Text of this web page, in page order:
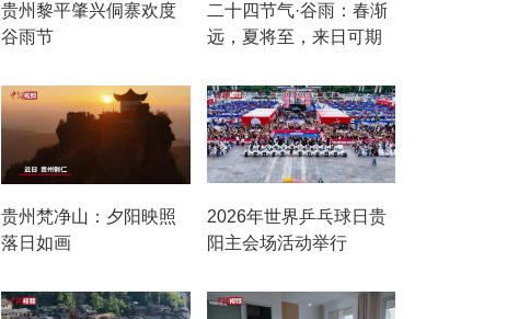
贵州黎平肇兴侗寨欢度
谷雨节
二十四节气·谷雨：春渐
远，夏将至，来日可期
贵州梵净山：夕阳映照
落日如画
2026年世界乒乓球日贵
阳主会场活动举行